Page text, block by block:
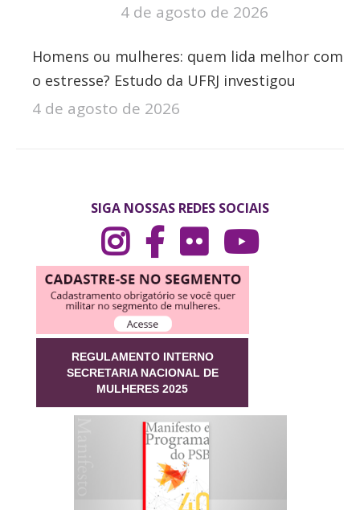
4 de agosto de 2026
Homens ou mulheres: quem lida melhor com
o estresse? Estudo da UFRJ investigou
4 de agosto de 2026
SIGA NOSSAS REDES SOCIAIS
REGULAMENTO INTERNO
SECRETARIA NACIONAL DE
MULHERES 2025